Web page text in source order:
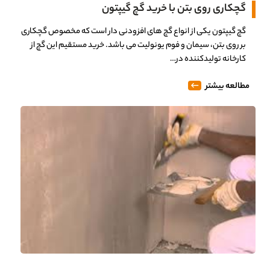
گچکاری روی بتن با خرید گچ گیپتون
گچ گیپتون یکی از انواع گچ های افزودنی دار است که مخصوص گچکاری
بر روی بتن، سیمان و فوم یونولیت می باشد. خرید مستقیم این گچ از
کارخانه تولیدکننده در…
مطالعه بیشتر